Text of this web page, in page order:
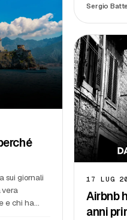
sui giornali
vera
e chi ha
Sergio
17 LUG
Airbnb
anni